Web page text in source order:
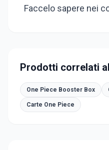
Faccelo sapere nei
Prodotti correlati
One Piece Booster Box
Carte One Piece